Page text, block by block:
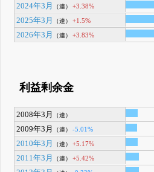
2024年3月
（連） +3.38%
2025年3月
（連） +1.5%
2026年3月
（連） +3.83%
利益剰余金
2008年3月 （連）
2009年3月
（連） -5.01%
2010年3月
（連） +5.17%
2011年3月
（連） +5.42%